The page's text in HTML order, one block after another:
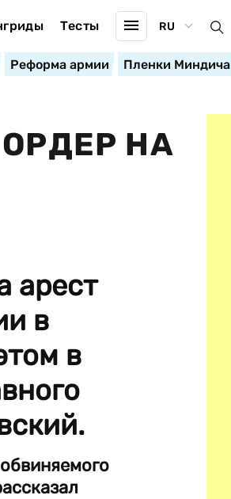
Тесты RU
Реформа армии Пленки Миндича
НА
арест
в
в